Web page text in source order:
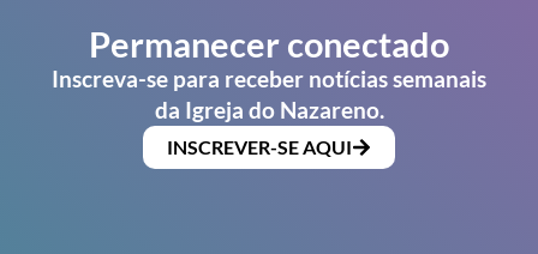
Permanecer conectado
Inscreva-se para receber notícias semanais
da Igreja do Nazareno.
INSCREVER-SE AQUI